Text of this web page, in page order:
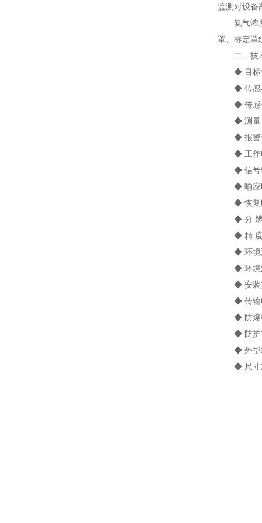
监测对设备
氨气浓度
罩、标定罩
二、技术
◆ 目标
◆ 传感器
◆ 传感器
◆ 测量量
◆ 报警值
◆ 工作电
◆ 信号输
◆ 响应时
◆ 恢复时
◆ 分 辨
◆ 精 度
◆ 环境温
◆ 环境湿
◆ 安装方
◆ 传输电
◆ 防爆等
◆ 防护
◆ 外型结
◆ 尺寸重